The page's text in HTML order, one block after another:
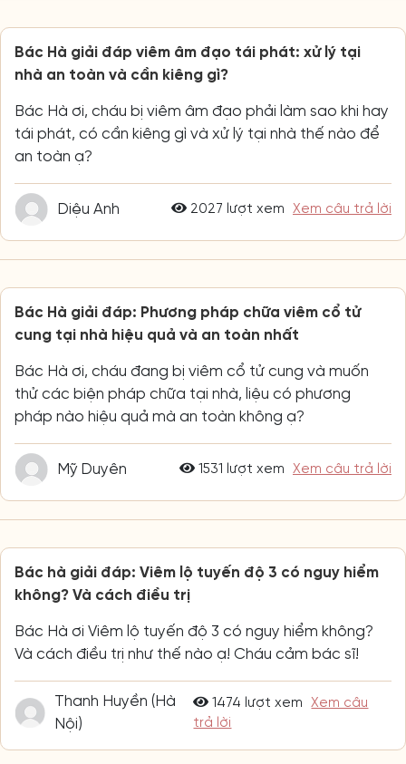
Bác Hà giải đáp viêm âm đạo tái phát: xử lý tại
nhà an toàn và cần kiêng gì?
Bác Hà ơi, cháu bị viêm âm đạo phải làm sao khi hay
tái phát, có cần kiêng gì và xử lý tại nhà thế nào để
an toàn ạ?
Diệu Anh 2027 lượt xem Xem câu trả lời
Bác Hà giải đáp: Phương pháp chữa viêm cổ tử
cung tại nhà hiệu quả và an toàn nhất
Bác Hà ơi, cháu đang bị viêm cổ tử cung và muốn
thử các biện pháp chữa tại nhà, liệu có phương
pháp nào hiệu quả mà an toàn không ạ?
Mỹ Duyên 1531 lượt xem Xem câu trả lời
Bác hà giải đáp: Viêm lộ tuyến độ 3 có nguy hiểm
không? Và cách điều trị
Bác Hà ơi Viêm lộ tuyến độ 3 có nguy hiểm không?
Và cách điều trị như thế nào ạ! Cháu cảm bác sĩ!
Thanh Huyền (Hà
Nội)
1474 lượt xem
Xem câu
trả lời